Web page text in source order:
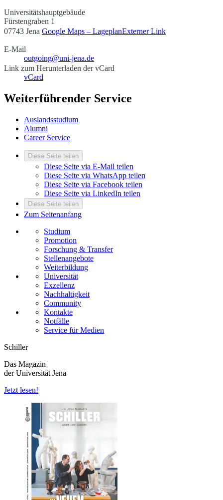
Universitätshauptgebäude
Fürstengraben 1
07743 Jena Google Maps – LageplanExterner Link
E-Mail
outgoing@uni-jena.de
Link zum Herunterladen der vCard
vCard
Weiterführender Service
Auslandsstudium
Alumni
Career Service
Diese Seite teilen
Diese Seite via E-Mail teilen
Diese Seite via WhatsApp teilen
Diese Seite via Facebook teilen
Diese Seite via LinkedIn teilen
Diese Seite teilen
Zum Seitenanfang
Studium
Promotion
Forschung & Transfer
Stellenangebote
Weiterbildung
Universität
Exzellenz
Nachhaltigkeit
Community
Kontakte
Notfälle
Service für Medien
Schiller
Das Magazin
der Universität Jena
Jetzt lesen!